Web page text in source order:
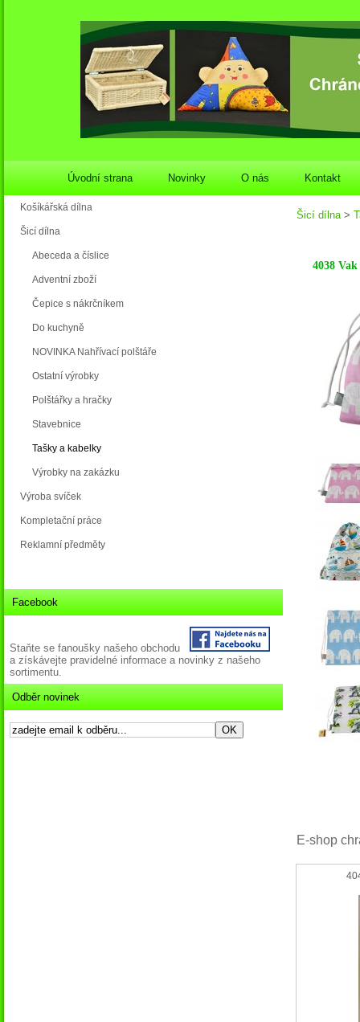
Úvodní strana Novinky O nás Kontakt
Košíkářská dílna
Šicí dílna
Abeceda a číslice
Adventní zboží
Čepice s nákrčníkem
Do kuchyně
NOVINKA Nahřívací polštáře
Ostatní výrobky
Polštářky a hračky
Stavebnice
Tašky a kabelky
Výrobky na zakázku
Výroba svíček
Kompletační práce
Reklamní předměty
Facebook
Staňte se fanoušky našeho obchodu
a získávejte pravidelné informace a novinky z našeho
sortimentu.
Odběr novinek
Šicí dílna>
4038
E-shop